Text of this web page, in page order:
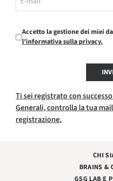
Accetto la gestione dei miei
l'informativa sulla privacy.
Ti sei registrato con
Generali, controlla la tua
registrazione.
CHI
BRAINS &